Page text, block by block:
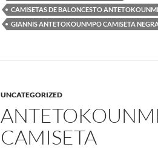
CAMISETAS DE BALONCESTO
GIANNIS ANTETOKOUNMPO CAMISETA
UNCATEGORIZED
CAMISETA